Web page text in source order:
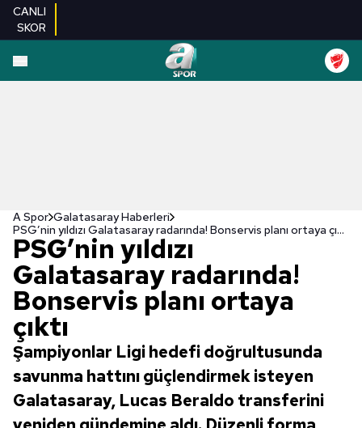
CANLI
SKOR
A Spor Galatasaray Haberleri
PSG’nin yıldızı Galatasaray radarında! Bonservis planı ortaya çıktı
PSG’nin yıldızı
Galatasaray radarında!
Bonservis planı ortaya
çıktı
Şampiyonlar Ligi hedefi doğrultusunda
savunma hattını güçlendirmek isteyen
Galatasaray, Lucas Beraldo transferini